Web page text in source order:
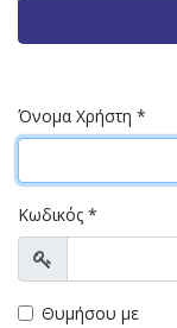
Όνομα Χρήστη *
Κωδικός *
Προβολή
Θυμήσου με